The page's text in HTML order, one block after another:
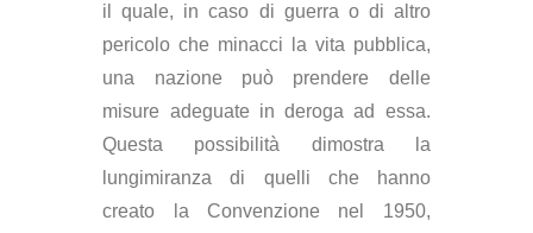
il quale, in caso di guerra o di altro
pericolo che minacci la vita pubblica,
una nazione può prendere delle
misure adeguate in deroga ad essa.
Questa possibilità dimostra la
lungimiranza di quelli che hanno
creato la Convenzione nel 1950,